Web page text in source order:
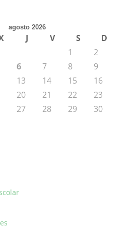
agosto 2026
J V S
D
1
2
6 7 8
9
13 14 15
16
20 21 22
23
27 28 29
30